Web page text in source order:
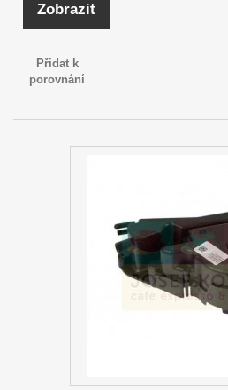
Zobrazit
Přidat k
porovnání